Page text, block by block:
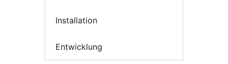
Installation
Entwicklung